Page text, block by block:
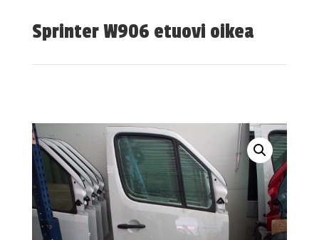
Sprinter W906 etuovi oikea